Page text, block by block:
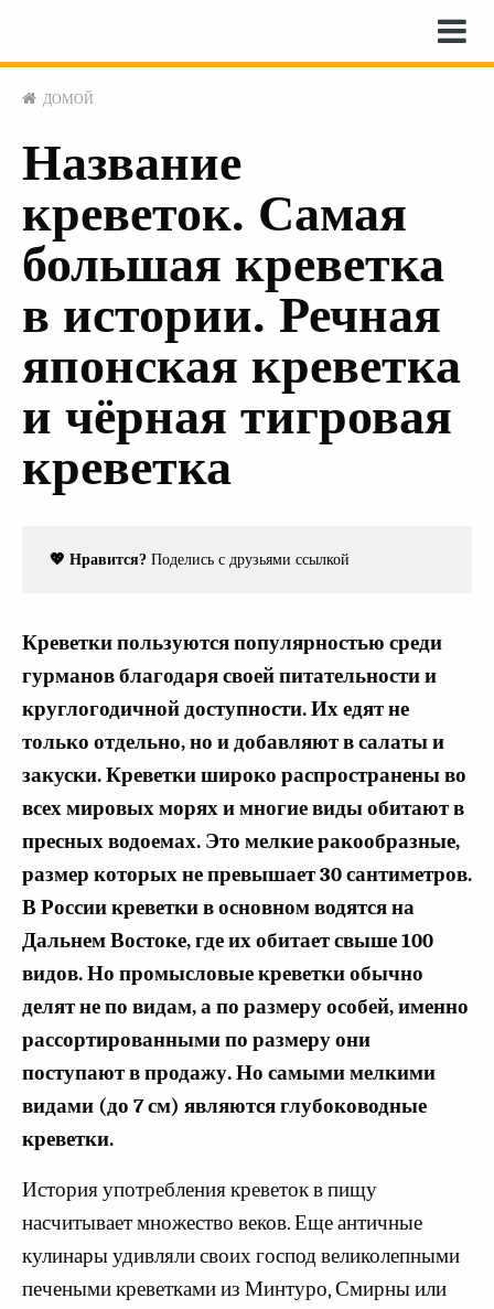
ДОМОЙ
Название
креветок. Самая
большая креветка
в истории. Речная
японская креветка
и чёрная тигровая
креветка
💖 Нравится? Поделись с друзьями ссылкой
Креветки пользуются популярностью среди
гурманов благодаря своей питательности и
круглогодичной доступности. Их едят не
только отдельно, но и добавляют в салаты и
закуски. Креветки широко распространены во
всех мировых морях и многие виды обитают в
пресных водоемах. Это мелкие ракообразные,
размер которых не превышает 30 сантиметров.
В России креветки в основном водятся на
Дальнем Востоке, где их обитает свыше 100
видов. Но промысловые креветки обычно
делят не по видам, а по размеру особей, именно
рассортированными по размеру они
поступают в продажу. Но самыми мелкими
видами (до 7 см) являются глубоководные
креветки.
История употребления креветок в пищу
насчитывает множество веков. Еще античные
кулинары удивляли своих господ великолепными
печеными креветками из Минтуро, Смирны или